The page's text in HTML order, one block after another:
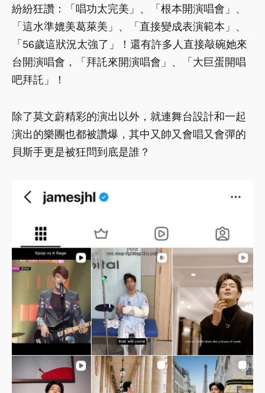
紛紛狂讚：「唱功太完美」、「根本開演唱會」、
「這水準媲美葛萊美」、「直接變成表演範本」、
「56歲這狀況太強了」！還有許多人直接敲碗她來
台開演唱會，「拜託來開演唱會」、「大巨蛋開唱
吧拜託」！
除了莫文蔚精彩的演出以外，就連舞台設計和一起
演出的樂團也都被讚爆，其中又帥又會唱又會彈的
貝斯手更是被狂問到底是誰？